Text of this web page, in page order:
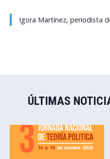
Igora Martínez, periodista
ÚLTIMAS